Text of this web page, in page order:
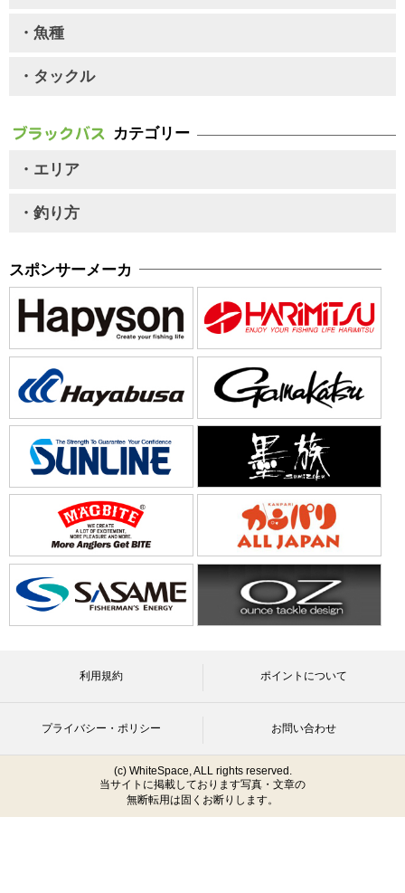
・魚種
・タックル
カテゴリー
・エリア
・釣り方
スポンサーメーカ
利用規約 ポイントについて
プライバシー・ポリシー お問い合わせ
(c) WhiteSpace, ALL rights reserved.
当サイトに掲載しております写真・文章の
無断転用は固くお断りします。